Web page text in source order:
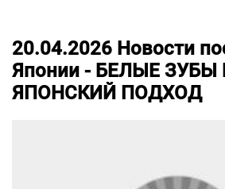
20.04.2026 Новости
Японии - БЕЛЫЕ ЗУБЫ
ЯПОНСКИЙ ПОДХОД